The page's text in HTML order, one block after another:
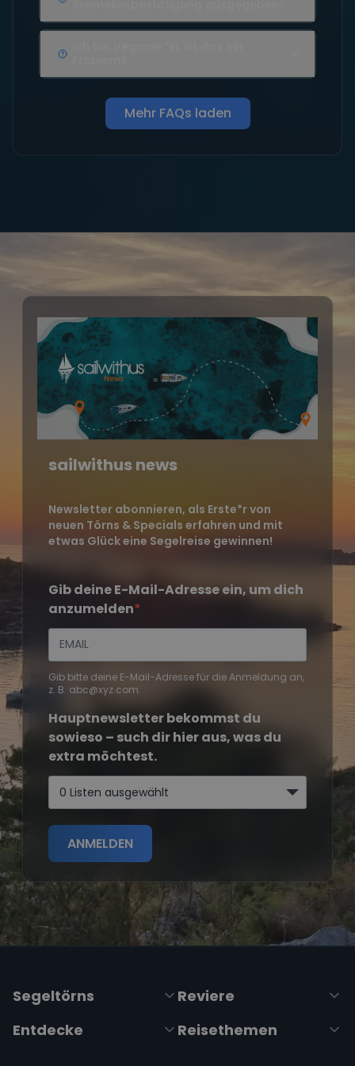
Mehr FAQs laden
sailwithus news
Newsletter abonnieren, als Erste*r von
neuen Törns & Specials erfahren und mit
etwas Glück eine Segelreise gewinnen!
Gib deine E-Mail-Adresse ein, um dich
anzumelden
Gib bitte deine E-Mail-Adresse für die Anmeldung an,
z. B. abc@xyz.com.
Hauptnewsletter bekommst du
sowieso – such dir hier aus, was du
extra möchtest.
0 Listen ausgewählt
ANMELDEN
Segeltörns
Reviere
Entdecke
Reisethemen